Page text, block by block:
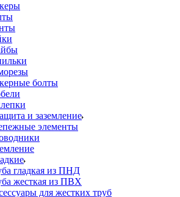
болты
и заземление
элементы
гладкая из ПНД
жесткая из ПВХ
для жестких труб